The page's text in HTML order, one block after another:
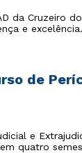
da Cruzeiro
e excelência.
de
e
quatro